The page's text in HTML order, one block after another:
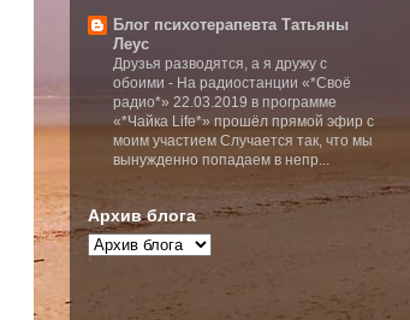
Блог психотерапевта Татьяны
Леус
Друзья разводятся, а я дружу с
обоими - На радиостанции «*Своё
радио*» 22.03.2019 в программе
«*Чайка Life*» прошёл прямой эфир с
моим участием Случается так, что мы
вынужденно попадаем в непр...
Архив блога